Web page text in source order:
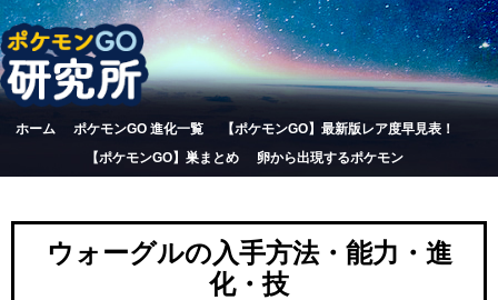
ホーム ポケモンGO 進化一覧
【ポケモンGO】最新版レア度早見表！
【ポケモンGO】巣まとめ
卵から出現するポケモン
ウォーグルの入手方法・能力・進
化・技